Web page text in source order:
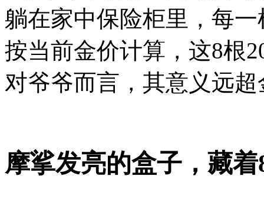
躺在家中保险柜里，每
按当前金价计算，这8根
对爷爷而言，其意义远
摩挲发亮的盒子，藏